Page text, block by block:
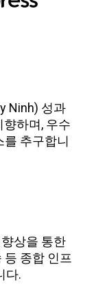
Ninh) 성과
하며, 우수
추구합니
상을 통한
등 종합 인프
다.